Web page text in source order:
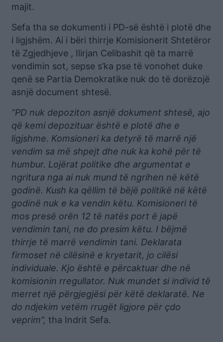
majit.
Sefa tha se dokumenti i PD-së është i plotë dhe
i ligjshëm. Ai i bëri thirrje Komisionerit Shtetëror
të Zgjedhjeve , Ilirjan Celibashit që ta marrë
vendimin sot, sepse s’ka pse të vonohet duke
qenë se Partia Demokratike nuk do të dorëzojë
asnjë document shtesë.
“PD nuk depoziton asnjë dokument shtesë, ajo
që kemi depozituar është e plotë dhe e
ligjshme. Komsioneri ka detyrë të marrë një
vendim sa më shpejt dhe nuk ka kohë për të
humbur. Lojërat politike dhe argumentat e
ngritura nga ai nuk mund të ngrihen në këtë
godinë. Kush ka qëllim të bëjë politikë në këtë
godinë nuk e ka vendin këtu. Komisioneri të
mos presë orën 12 të natës port ë japë
vendimin tani, ne do presim këtu. I bëjmë
thirrje të marrë vendimin tani. Deklarata
firmoset në cilësinë e kryetarit, jo cilësi
individuale. Kjo është e përcaktuar dhe në
komisionin rregullator. Nuk mundet si individ të
merret një përgjegjësi për këtë deklaratë. Ne
do ndjekim vetëm rrugët ligjore për çdo
veprim”, tha Indrit Sefa.